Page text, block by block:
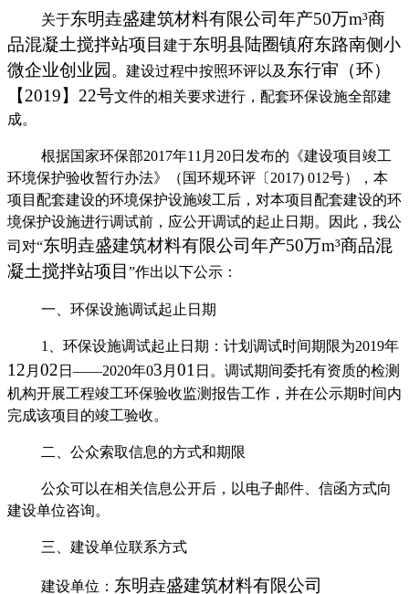
关于东明垚盛建筑材料有限公司年产50万m³商
品混凝土搅拌站项目 建于东明县陆圈镇府东路南侧小
微企业创业园 。建设过程中按照环评以及 东行审（环）
【2019】 22号文件的相关要求进行，配套环保设施全部建
成。
根据国家环保部2017年11 月 20日发布的《建设项目竣工
环境保护验收暂行办法》（国环规环评〔 2017) 012号），本
项目配套建设的环境保护设施竣工后，对本项目配套建设的环
境保护设施进行调试前，应公开调试的起止日期。因此，我公
司对“东明垚盛建筑材料有限公司年产50万m³商品混
凝土搅拌站项目 ”作出以下公示：
一、环保设施调试起止日期
1 、环保设施调试起止日期：计划调试时间期限为2019年
12 月 02 日 ——2020年03 月 01 日。调试期间委托有资质的检测
机构开展工程竣工环保验收监测报告工作，并在公示期时间内
完成该项目的竣工验收。
二、公众索取信息的方式和期限
公众可以在相关信息公开后，以电子邮件、信函方式向
建设单位咨询。
三、建设单位联系方式
建设单位： 东明垚盛建筑材料有限公司